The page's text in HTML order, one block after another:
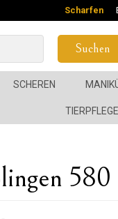
Scharfen
Suchen
SCHEREN
TIERPFLEGE
580